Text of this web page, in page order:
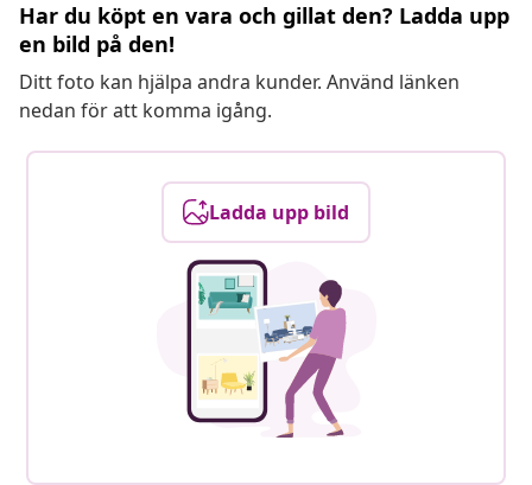
Har du köpt en vara och gillat den? Ladda upp
en bild på den!
Ditt foto kan hjälpa andra kunder. Använd länken
nedan för att komma igång.
Ladda upp bild